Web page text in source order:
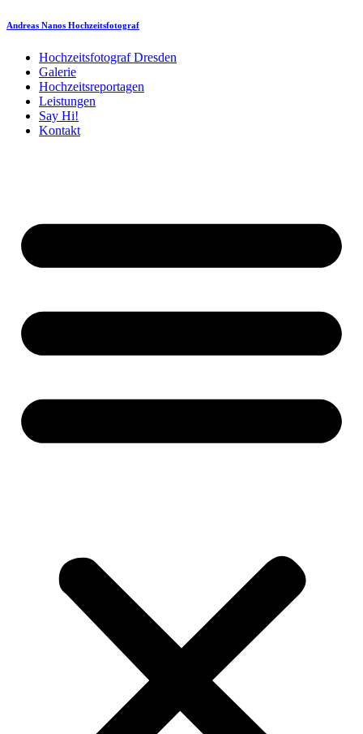
Andreas Nanos Hochzeitsfotograf
Hochzeitsfotograf Dresden
Galerie
Hochzeitsreportagen
Leistungen
Say Hi!
Kontakt